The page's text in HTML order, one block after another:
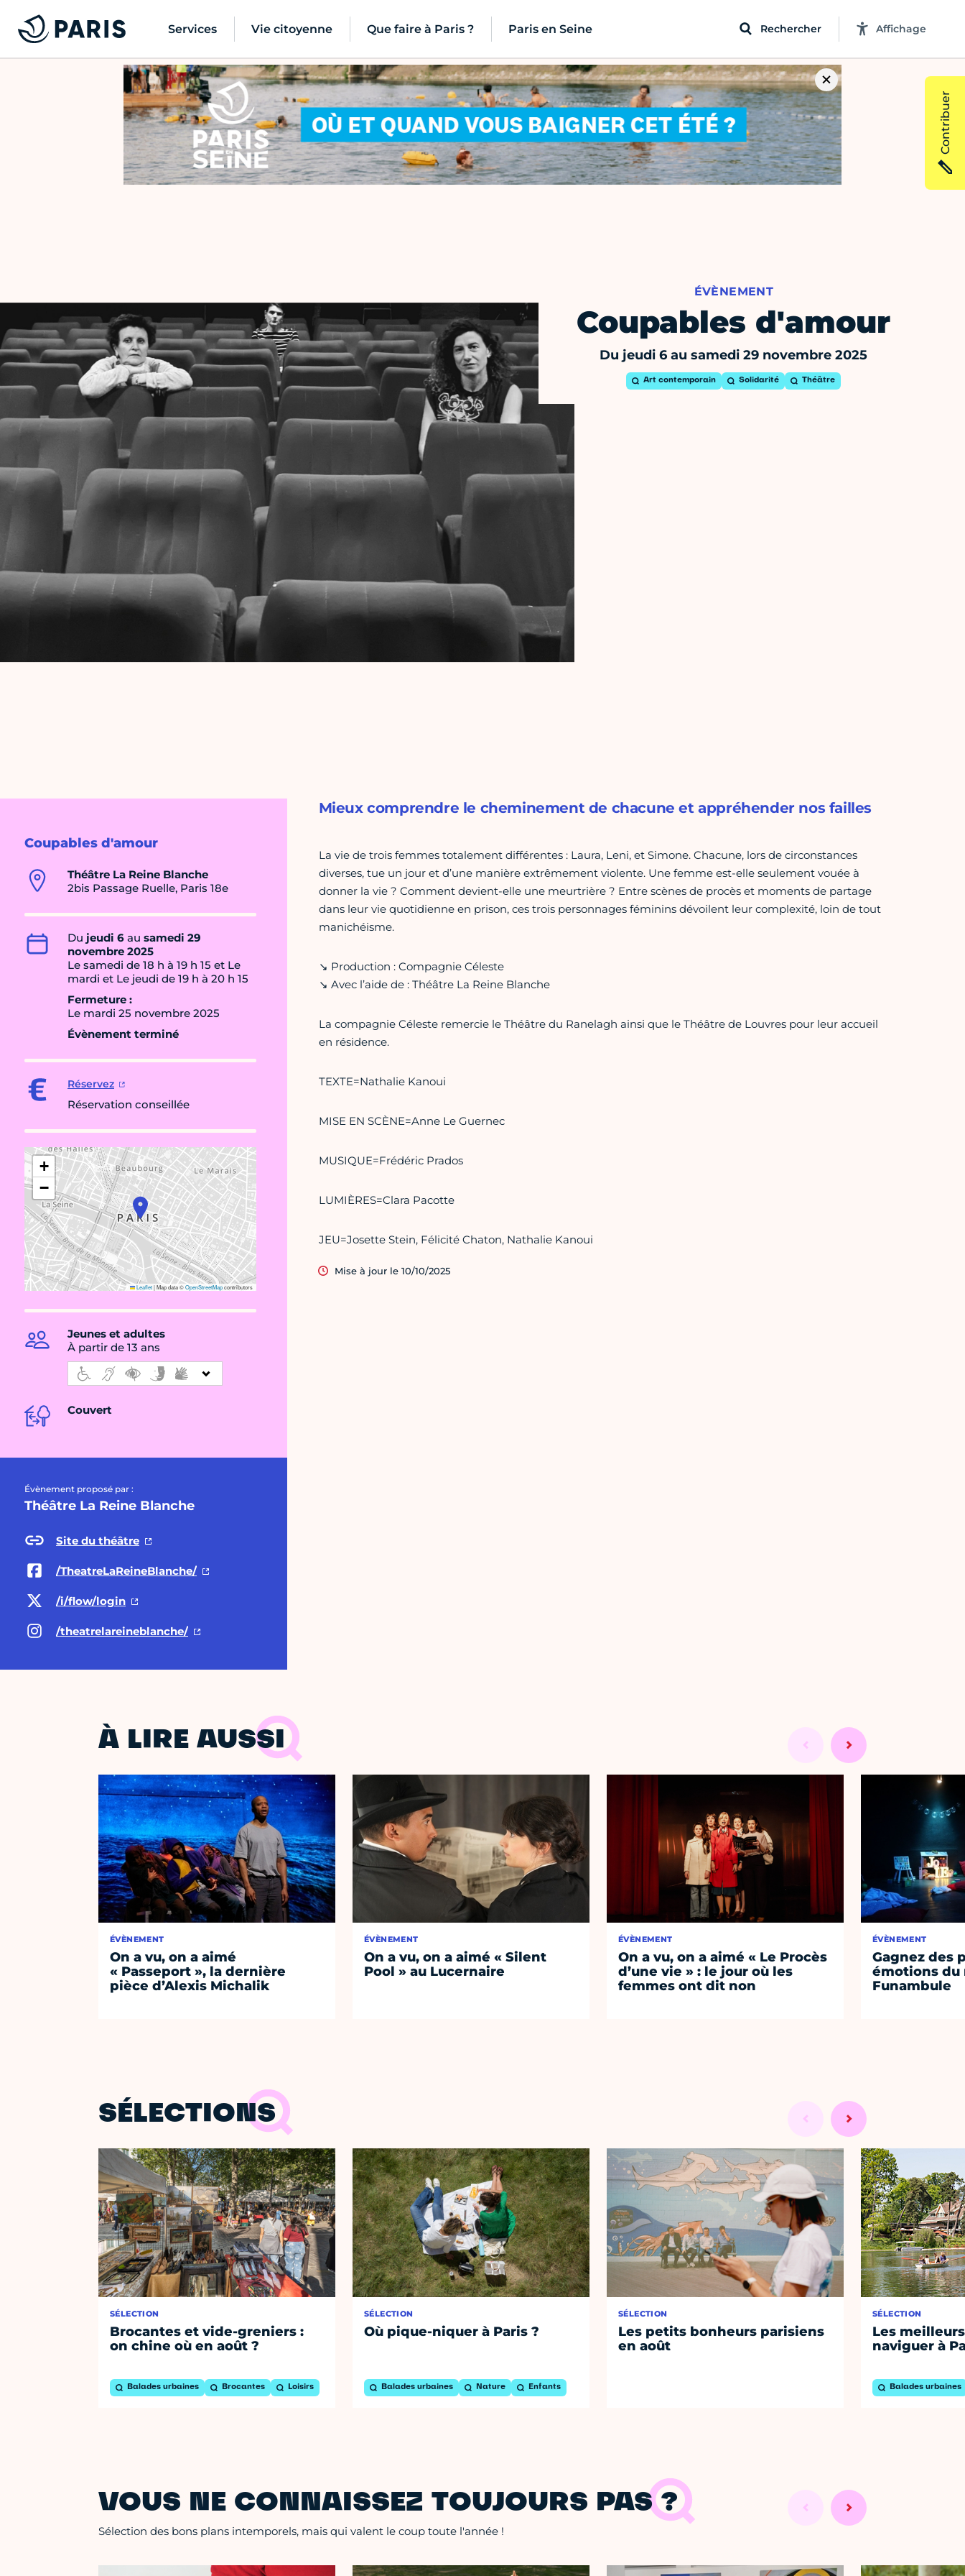
Services Vie citoyenne Que faire à Paris ? Paris en Seine Rechercher Affichage
ÉVÈNEMENT
Coupables d'amour
Du jeudi 6 au samedi 29 novembre 2025
Art contemporain Solidarité Théâtre
Coupables d'amour
Théâtre La Reine Blanche
2bis Passage Ruelle, Paris 18e
Du jeudi 6 au samedi 29
novembre 2025
Le samedi de 18 h à 19 h 15 et Le
mardi et Le jeudi de 19 h à 20 h 15
Fermeture :
Le mardi 25 novembre 2025
Évènement terminé
Réservez
Réservation conseillée
+
−
Leaflet|Map data ©OpenStreetMapcontributors
Jeunes et adultes
À partir de 13 ans
Couvert
Évènement proposé par :
Théâtre La Reine Blanche
Site du théâtre
/TheatreLaReineBlanche/
/i/flow/login
/theatrelareineblanche/
Mieux comprendre le cheminement de chacune et appréhender nos failles
La vie de trois femmes totalement différentes : Laura, Leni, et Simone. Chacune, lors de circonstances
diverses, tue un jour et d’une manière extrêmement violente. Une femme est-elle seulement vouée à
donner la vie ? Comment devient-elle une meurtrière ? Entre scènes de procès et moments de partage
dans leur vie quotidienne en prison, ces trois personnages féminins dévoilent leur complexité, loin de tout
manichéisme.
↘ Production : Compagnie Céleste
↘ Avec l’aide de : Théâtre La Reine Blanche
La compagnie Céleste remercie le Théâtre du Ranelagh ainsi que le Théâtre de Louvres pour leur accueil
en résidence.
TEXTE=Nathalie Kanoui
MISE EN SCÈNE=Anne Le Guernec
MUSIQUE=Frédéric Prados
LUMIÈRES=Clara Pacotte
JEU=Josette Stein, Félicité Chaton, Nathalie Kanoui
Mise à jour le 10/10/2025
À LIRE AUSSI
ÉVÈNEMENT
On a vu, on a aimé
« Passeport », la dernière
pièce d’Alexis Michalik
ÉVÈNEMENT
On a vu, on a aimé « Silent
Pool » au Lucernaire
ÉVÈNEMENT
On a vu, on a aimé « Le Procès
d’une vie » : le jour où les
femmes ont dit non
ÉVÈNEMENT
Gagnez des
émotions du
Funambule
SÉLECTIONS
SÉLECTION
Brocantes et vide-greniers :
on chine où en août ?
Balades urbaines Brocantes Loisirs
SÉLECTION
Où pique-niquer à Paris ?
Balades urbaines Nature Enfants
SÉLECTION
Les petits bonheurs parisiens
en août
SÉLECTION
Les
naviguer à
Balades urbaines
VOUS NE CONNAISSEZ TOUJOURS PAS ?
Sélection des bons plans intemporels, mais qui valent le coup toute l'année !
Contribuer